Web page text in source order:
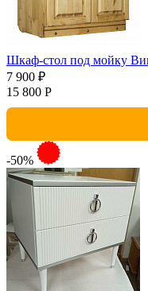
Шкаф-стол под мойку
7 900 ₽
15 800 Р
-50%